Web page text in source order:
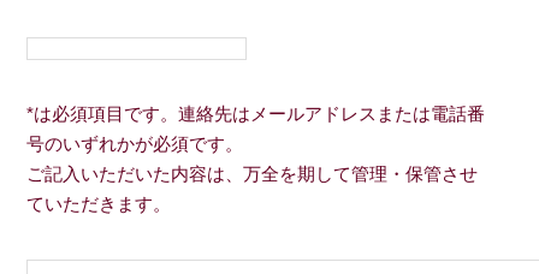
*は必須項目です。連絡先はメールアドレスまたは電話番
号のいずれかが必須です。
ご記入いただいた内容は、万全を期して管理・保管させ
ていただきます。